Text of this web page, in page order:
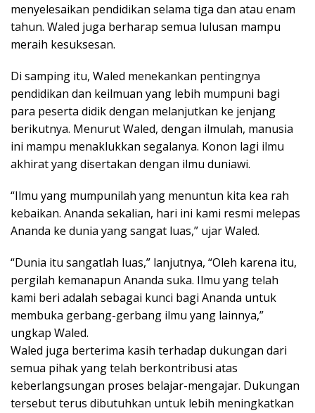
menyelesaikan pendidikan selama tiga dan atau enam
tahun. Waled juga berharap semua lulusan mampu
meraih kesuksesan.
Di samping itu, Waled menekankan pentingnya
pendidikan dan keilmuan yang lebih mumpuni bagi
para peserta didik dengan melanjutkan ke jenjang
berikutnya. Menurut Waled, dengan ilmulah, manusia
ini mampu menaklukkan segalanya. Konon lagi ilmu
akhirat yang disertakan dengan ilmu duniawi.
“Ilmu yang mumpunilah yang menuntun kita kea rah
kebaikan. Ananda sekalian, hari ini kami resmi melepas
Ananda ke dunia yang sangat luas,” ujar Waled.
“Dunia itu sangatlah luas,” lanjutnya, “Oleh karena itu,
pergilah kemanapun Ananda suka. Ilmu yang telah
kami beri adalah sebagai kunci bagi Ananda untuk
membuka gerbang-gerbang ilmu yang lainnya,”
ungkap Waled.
Waled juga berterima kasih terhadap dukungan dari
semua pihak yang telah berkontribusi atas
keberlangsungan proses belajar-mengajar. Dukungan
tersebut terus dibutuhkan untuk lebih meningkatkan